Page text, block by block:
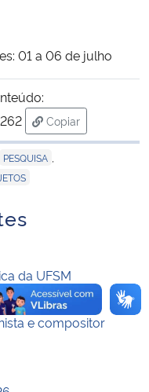
Humanos
01 a 06 de julho
Copiar
para área de
PESQUISA
da UFSM
e compositor